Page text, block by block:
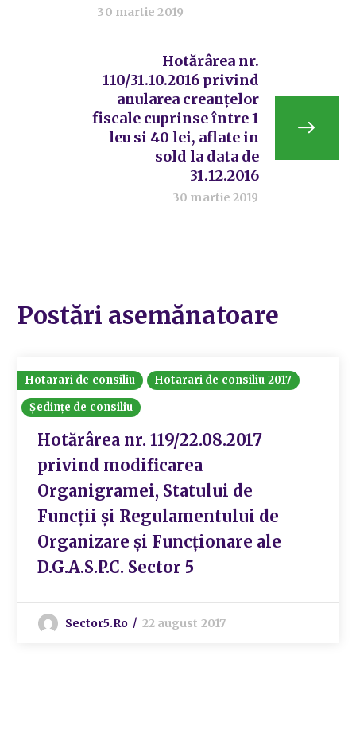
30 martie 2019
Hotărârea nr.
110/31.10.2016 privind
anularea creanțelor
fiscale cuprinse între 1
leu si 40 lei, aflate in
sold la data de
31.12.2016
30 martie 2019
Postări asemănatoare
Hotarari de consiliu
Hotarari de consiliu 2017
Ședințe de consiliu
Hotărârea nr. 119/22.08.2017
privind modificarea
Organigramei, Statului de
Funcții și Regulamentului de
Organizare și Funcționare ale
D.G.A.S.P.C. Sector 5
Sector5.ro 22 august 2017